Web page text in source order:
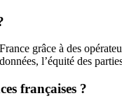
grâce à des
l’équité des
françaises ?